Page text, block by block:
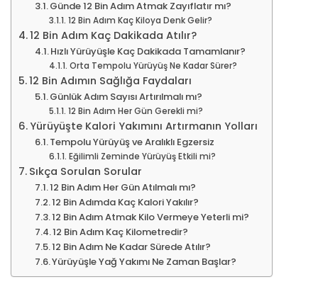
Günde 12 Bin Adım Atmak Zayıflatır mı?
12 Bin Adım Kaç Kiloya Denk Gelir?
12 Bin Adım Kaç Dakikada Atılır?
Hızlı Yürüyüşle Kaç Dakikada Tamamlanır?
Orta Tempolu Yürüyüş Ne Kadar Sürer?
12 Bin Adımın Sağlığa Faydaları
Günlük Adım Sayısı Artırılmalı mı?
12 Bin Adım Her Gün Gerekli mi?
Yürüyüşte Kalori Yakımını Artırmanın Yolları
Tempolu Yürüyüş ve Aralıklı Egzersiz
Eğilimli Zeminde Yürüyüş Etkili mi?
Sıkça Sorulan Sorular
12 Bin Adım Her Gün Atılmalı mı?
12 Bin Adımda Kaç Kalori Yakılır?
12 Bin Adım Atmak Kilo Vermeye Yeterli mi?
12 Bin Adım Kaç Kilometredir?
12 Bin Adım Ne Kadar Sürede Atılır?
Yürüyüşle Yağ Yakımı Ne Zaman Başlar?